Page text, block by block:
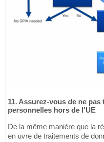
11. Assurez-vous de ne
personnelles hors de l'UE
De la même manière que la
en uvre de traitements de